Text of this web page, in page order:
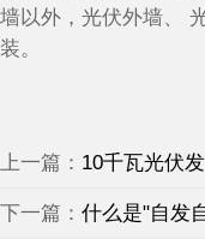
墙以外，光伏外墙、
装。
上一篇： 10千瓦光伏
下一篇： 什么是"自发